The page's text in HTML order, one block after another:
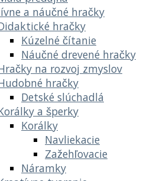
a náučné hračky
hračky
Kúzelné čítanie
Náučné drevené hračky
na rozvoj zmyslov
hračky
Detské slúchadlá
a šperky
Korálky
Navliekacie
Zažehľovacie
Náramky